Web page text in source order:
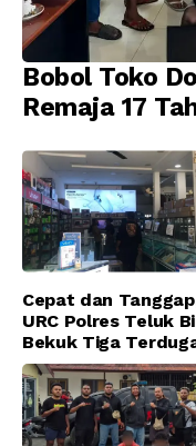
Bobol Toko
Remaja 17
Jatanras
Cepat dan
URC Polres Teluk
Bekuk Tiga
Pelaku Pencurian
Sanawesen